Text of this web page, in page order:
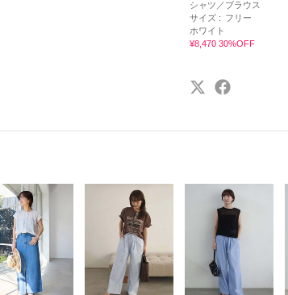
シャツ／ブラウス
サイズ : フリー
ホワイト
¥8,470 30%OFF